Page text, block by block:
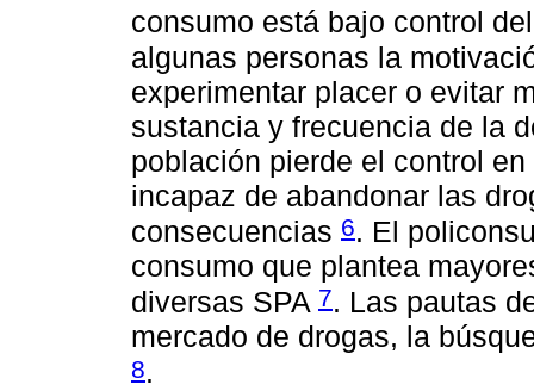
consumo está bajo control
algunas personas la
experimentar placer o evitar
sustancia y frecuencia de la
población pierde el control
incapaz de abandonar las
consecuencias 6. El
consumo que plantea
diversas SPA 7. Las pautas
mercado de drogas, la
8.